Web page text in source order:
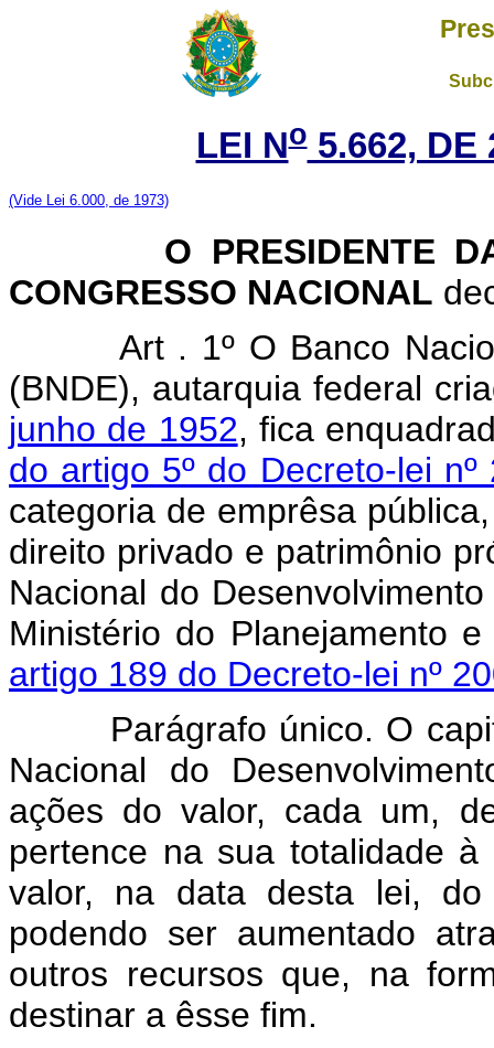
LEI No5.662, DE
(Vide Lei 6.000, de 1973)
O PRESIDENTE DA
CONGRESSO NACIONAL
Art . 1º O Banco
(BNDE), autarquia federal
junho de 1952, fica
do artigo 5º do Decreto-lei
categoria de emprêsa
direito privado e patrimônio
Nacional do
Ministério do Planejamento
artigo 189 do Decreto-lei nº
Parágrafo único. O
Nacional do
ações do valor, cada um,
pertence na sua totalidade
valor, na data desta lei,
podendo ser aumentado
outros recursos que, na
destinar a êsse fim.